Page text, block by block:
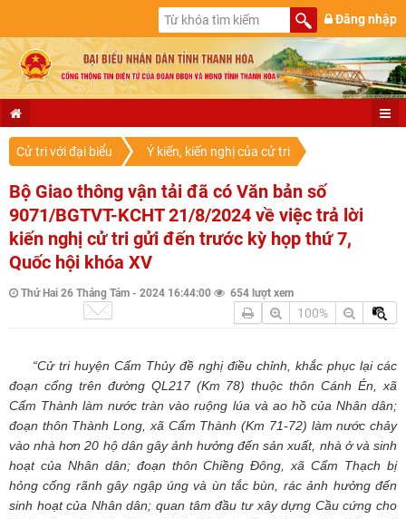
Đăng nhập
Cử tri với đại biểu Ý kiến, kiến nghị của cử tri
Bộ Giao thông vận tải đã có Văn bản số
9071/BGTVT-KCHT 21/8/2024 về việc trả lời
kiến nghị cử tri gửi đến trước kỳ họp thứ 7,
Quốc hội khóa XV
Thứ Hai 26 Tháng Tám - 2024 16:44:00 654 lượt xem
100%
“Cử tri huyện Cẩm Thủy đề nghị điều chỉnh, khắc phục lại các
đoạn cổng trên đường QL217 (Km 78) thuộc thôn Cánh Én, xã
Cẩm Thành làm nước tràn vào ruộng lúa và ao hồ của Nhân dân;
đoạn thôn Thành Long, xã Cẩm Thành (Km 71-72) làm nước chảy
vào nhà hơn 20 hộ dân gây ảnh hưởng đến sản xuất, nhà ở và sinh
hoạt của Nhân dân; đoạn thôn Chiềng Đông, xã Cẩm Thạch bị
hỏng cống rãnh gây ngập úng và ùn tắc bùn, rác ảnh hưởng đến
sinh hoạt của Nhân dân; quan tâm đầu tư xây dựng Cầu cứng cho